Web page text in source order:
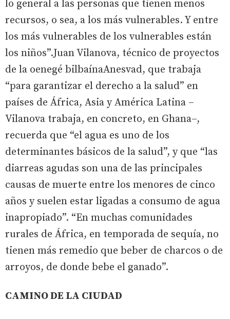
lo general a las personas que tienen menos
recursos, o sea, a los más vulnerables. Y entre
los más vulnerables de los vulnerables están
los niños”.Juan Vilanova, técnico de proyectos
de la oenegé bilbaínaAnesvad, que trabaja
“para garantizar el derecho a la salud” en
países de África, Asia y América Latina –
Vilanova trabaja, en concreto, en Ghana–,
recuerda que “el agua es uno de los
determinantes básicos de la salud”, y que “las
diarreas agudas son una de las principales
causas de muerte entre los menores de cinco
años y suelen estar ligadas a consumo de agua
inapropiado”. “En muchas comunidades
rurales de África, en temporada de sequía, no
tienen más remedio que beber de charcos o de
arroyos, de donde bebe el ganado”.
CAMINO DE LA CIUDAD